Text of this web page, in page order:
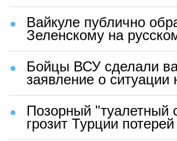
Вайкуле публично
Зеленскому на
Бойцы ВСУ сделали
заявление о ситуации
Позорный "туалетный
грозит Турции